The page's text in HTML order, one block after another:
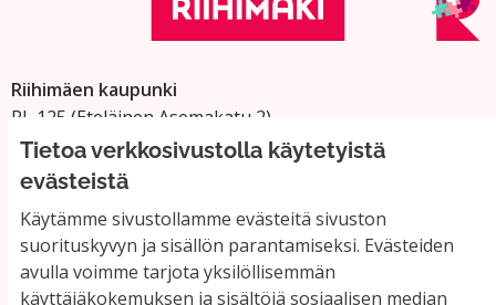
Tietoa verkkosivustolla käytetyistä
evästeistä
Käytämme sivustollamme evästeitä sivuston
suorituskyvyn ja sisällön parantamiseksi. Evästeiden
avulla voimme tarjota yksilöllisemmän
käyttäjäkokemuksen ja sisältöjä sosiaalisen median
Riihimäen kaupunki
PL 125 (Eteläinen Asemakatu 2)
11101 Riihimäki
Vaihde: 019 758 4000
Sähköpostiosoitteet:
etunimi.sukunimi@riihimaki.fi
Yhteystiedot ja usein kysyttyä